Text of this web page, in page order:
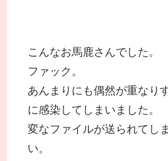
こんなお馬鹿さんでした。
ファック。
あんまりにも偶然が重なり
に感染してしまいました。
変なファイルが送られてし
い。